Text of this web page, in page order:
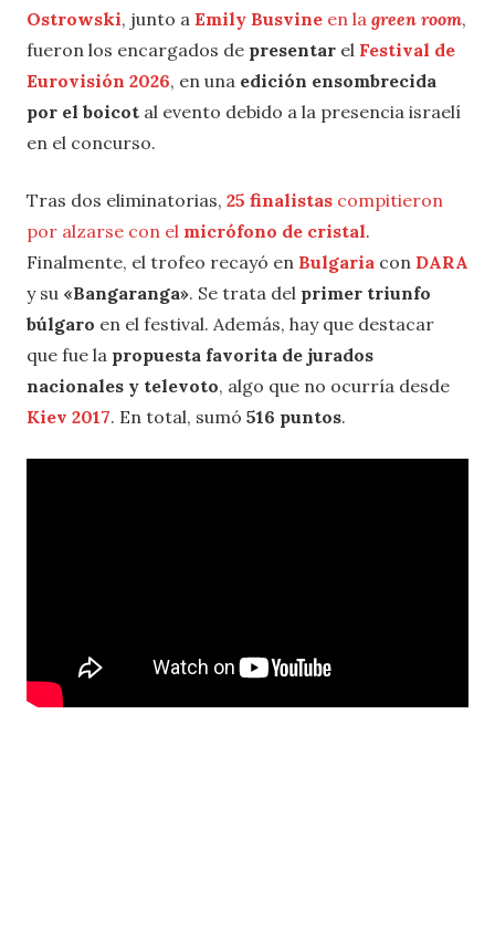
Ostrowski, junto a Emily Busvine en la green room,
fueron los encargados de presentar el Festival de
Eurovisión 2026, en una edición ensombrecida
por el boicot al evento debido a la presencia israelí
en el concurso.
Tras dos eliminatorias, 25 finalistas compitieron
por alzarse con el micrófono de cristal.
Finalmente, el trofeo recayó en Bulgaria con DARA
y su «Bangaranga». Se trata del primer triunfo
búlgaro en el festival. Además, hay que destacar
que fue la propuesta favorita de jurados
nacionales y televoto, algo que no ocurría desde
Kiev 2017. En total, sumó 516 puntos.